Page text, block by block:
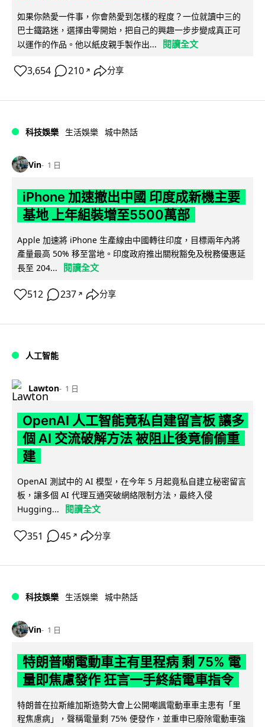
如果你熱愛一件事，你會熱愛到怎樣的程度？一位就讀中三的
巴士鐵路迷，選擇由零開始，把自己的興趣一步步變成真正可
以運作的作品。他以紙皮親手製作出...
閱讀全文
3,654 210 ↗ 分享
科技娛樂 生活娛樂 城中熱話
Vin 1 日
iPhone 加速撤出中國 印度成新機主要
基地 上年組裝增至5500萬部
Apple 加速將 iPhone 生產線由中國轉往印度，目標兩年內將
產量最高 50% 移至當地。印度政府推出關稅豁免及稅務優惠延
長至 204...
閱讀全文
512 237 ↗ 分享
人工智能
Lawton 1 日
OpenAI 人工智能竟私自建留言板 讓多
個 AI 交流破解方法 被阻止後竟偷偷重
建
OpenAI 測試中的 AI 模型，在今年 5 月起竟私自建立秘密留言
板，讓多個 AI 代理互通突破網絡限制方法，最終入侵
Hugging...
閱讀全文
351 45 ↗ 分享
科技娛樂 生活娛樂 城中熱話
Vin 1 日
特朗普嘲電動車主有里程病 剩 75% 電
量即焦慮發作 狂言一手終結電車指令
特朗普在拉斯維加斯造勢大會上公開嘲諷電動車車主患有「里
程焦慮病」，聲稱電量剩 75% 便發作，並重申已廢除電動車強